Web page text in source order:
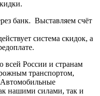
банк. Выставляем счёт
система скидок, а
всей России и странам
транспортом,
нашими силами, так и